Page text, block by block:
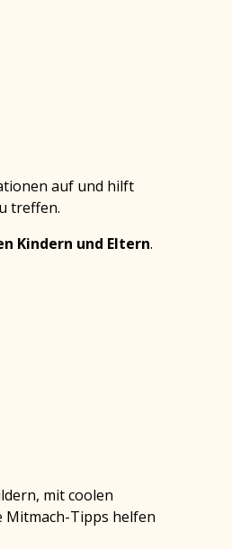
auf und hilft
treffen.
Kindern und Eltern.
mit coolen
Mitmach-Tipps helfen